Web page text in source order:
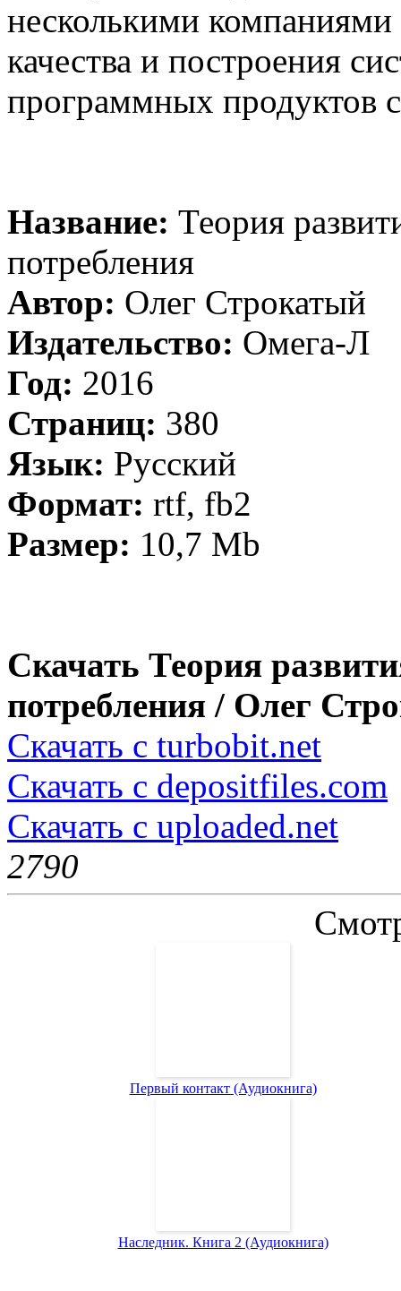
несколькими
качества и построения
программных продуктов
Название: Теория
потребления
Автор: Олег Строкатый
Издательство: Омега-Л
Год: 2016
Страниц: 380
Язык: Русский
Формат: rtf, fb2
Размер: 10,7 Mb
Скачать Теория
потребления / Олег
Скачать с turbobit.net
Скачать с depositfiles.com
Скачать с uploaded.net
2790
Первый контакт (Аудиокнига)
Наследник. Книга 2 (Аудиокнига)